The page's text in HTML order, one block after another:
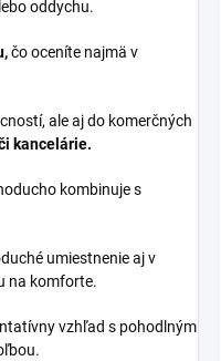
oddychu.
čo oceníte najmä v
ale aj do komerčných
kancelárie.
kombinuje s
umiestnenie aj v
na komforte.
vzhľad s pohodlným